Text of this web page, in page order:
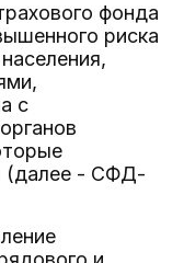
фонда
риска
с
(далее - СФД-